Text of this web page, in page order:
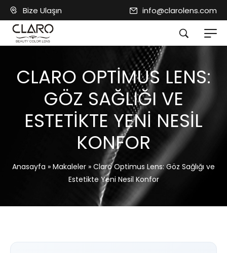
Bize Ulaşın info@clarolens.com
CLARO OPTIMUS LENS:
GÖZ SAĞLIĞI VE
ESTETIKTE YENI NESIL
KONFOR
Anasayfa » Makaleler » Claro Optimus Lens: Göz Sağlığı ve
Estetikte Yeni Nesil Konfor